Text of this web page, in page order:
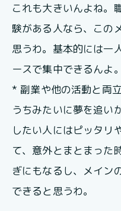
これも大きいんよね。
験がある人なら、この
思うわ。基本的には一
ースで集中できるんよ。
* 副業や他の活動と両立
うちみたいに夢を追い
したい人にはピッタリ
て、意外とまとまった
ぎにもなるし、メイン
できると思うわ。